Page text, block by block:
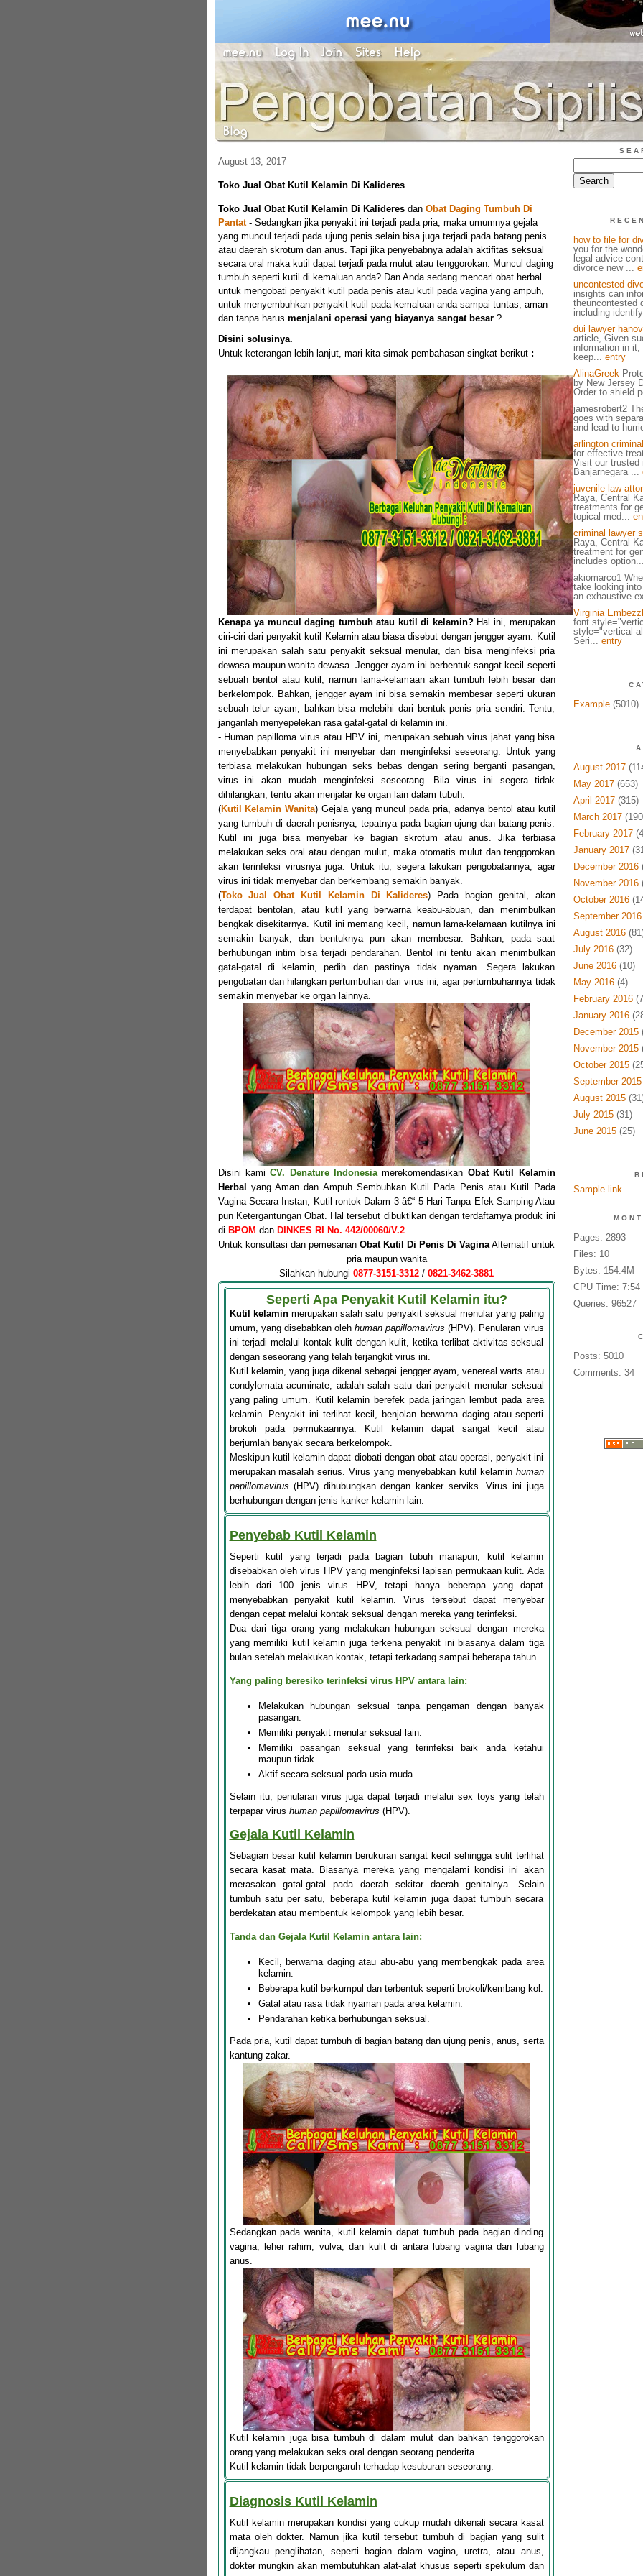
August 13, 2017
Toko Jual Obat Kutil Kelamin Di Kalideres
Toko Jual Obat Kutil Kelamin Di Kalideresdan Obat Daging Tumbuh Di
Pantat- Sedangkan jika penyakit ini terjadi pada pria, maka umumnya gejala
yang muncul terjadi pada ujung penis selain bisa juga terjadi pada batang penis
atau daerah skrotum dan anus. Tapi jika penyebabnya adalah aktifitas seksual
secara oral maka kutil dapat terjadi pada mulut atau tenggorokan. Muncul daging
tumbuh seperti kutil di kemaluan anda? Dan Anda sedang mencari obat herbal
untuk mengobati penyakit kutil pada penis atau kutil pada vagina yang ampuh,
untuk menyembuhkan penyakit kutil pada kemaluan anda sampai tuntas, aman
dan tanpa harus menjalani operasi yang biayanya sangat besar ?
Disini solusinya.
Untuk keterangan lebih lanjut, mari kita simak pembahasan singkat berikut:
Kenapa ya muncul daging tumbuh atau kutil di kelamin?Hal ini, merupakan
ciri-ciri dari penyakit kutil Kelamin atau biasa disebut dengan jengger ayam. Kutil
ini merupakan salah satu penyakit seksual menular, dan bisa menginfeksi pria
dewasa maupun wanita dewasa. Jengger ayam ini berbentuk sangat kecil seperti
sebuah bentol atau kutil, namun lama-kelamaan akan tumbuh lebih besar dan
berkelompok. Bahkan, jengger ayam ini bisa semakin membesar seperti ukuran
sebuah telur ayam, bahkan bisa melebihi dari bentuk penis pria sendiri. Tentu,
janganlah menyepelekan rasa gatal-gatal di kelamin ini.
- Human papilloma virus atau HPV ini, merupakan sebuah virus jahat yang bisa
menyebabkan penyakit ini menyebar dan menginfeksi seseorang. Untuk yang
terbiasa melakukan hubungan seks bebas dengan sering berganti pasangan,
virus ini akan mudah menginfeksi seseorang. Bila virus ini segera tidak
dihilangkan, tentu akan menjalar ke organ lain dalam tubuh.
(Kutil Kelamin Wanita) Gejala yang muncul pada pria, adanya bentol atau kutil
yang tumbuh di daerah penisnya, tepatnya pada bagian ujung dan batang penis.
Kutil ini juga bisa menyebar ke bagian skrotum atau anus. Jika terbiasa
melakukan seks oral atau dengan mulut, maka otomatis mulut dan tenggorokan
akan terinfeksi virusnya juga. Untuk itu, segera lakukan pengobatannya, agar
virus ini tidak menyebar dan berkembang semakin banyak.
(Toko Jual Obat Kutil Kelamin Di Kalideres) Pada bagian genital, akan
terdapat bentolan, atau kutil yang berwarna keabu-abuan, dan menimbulkan
bengkak disekitarnya. Kutil ini memang kecil, namun lama-kelamaan kutilnya ini
semakin banyak, dan bentuknya pun akan membesar. Bahkan, pada saat
berhubungan intim bisa terjadi pendarahan. Bentol ini tentu akan menimbulkan
gatal-gatal di kelamin, pedih dan pastinya tidak nyaman. Segera lakukan
pengobatan dan hilangkan pertumbuhan dari virus ini, agar pertumbuhannya tidak
semakin menyebar ke organ lainnya.
Disini kamiCV. Denature Indonesiamerekomendasikan Obat Kutil Kelamin
Herbal yang Aman dan Ampuh Sembuhkan Kutil Pada Penis atau Kutil Pada
Vagina Secara Instan, Kutil rontok Dalam 3 â€“ 5 Hari Tanpa Efek Samping Atau
pun Ketergantungan Obat. Hal tersebut dibuktikan dengan terdaftarnya produk ini
di BPOM dan DINKES RI No. 442/00060/V.2
Untuk konsultasi dan pemesanan Obat Kutil Di Penis Di VaginaAlternatif untuk
pria maupun wanita
Silahkan hubungi 0877-3151-3312 / 0821-3462-3881
Seperti Apa Penyakit Kutil Kelamin itu?
Kutil kelaminmerupakan salah satu penyakit seksual menular yang paling
umum, yang disebabkan oleh human papillomavirus (HPV). Penularan virus
ini terjadi melalui kontak kulit dengan kulit, ketika terlibat aktivitas seksual
dengan seseorang yang telah terjangkit virus ini.
Kutil kelamin, yang juga dikenal sebagai jengger ayam, venereal warts atau
condylomata acuminate, adalah salah satu dari penyakit menular seksual
yang paling umum. Kutil kelamin berefek pada jaringan lembut pada area
kelamin. Penyakit ini terlihat kecil, benjolan berwarna daging atau seperti
brokoli pada permukaannya. Kutil kelamin dapat sangat kecil atau
berjumlah banyak secara berkelompok.
Meskipun kutil kelamin dapat diobati dengan obat atau operasi, penyakit ini
merupakan masalah serius. Virus yang menyebabkan kutil kelamin human
papillomavirus (HPV) dihubungkan dengan kanker serviks. Virus ini juga
berhubungan dengan jenis kanker kelamin lain.
Penyebab Kutil Kelamin
Seperti kutil yang terjadi pada bagian tubuh manapun, kutil kelamin
disebabkan oleh virus HPV yang menginfeksi lapisan permukaan kulit. Ada
lebih dari 100 jenis virus HPV, tetapi hanya beberapa yang dapat
menyebabkan penyakit kutil kelamin. Virus tersebut dapat menyebar
dengan cepat melalui kontak seksual dengan mereka yang terinfeksi.
Dua dari tiga orang yang melakukan hubungan seksual dengan mereka
yang memiliki kutil kelamin juga terkena penyakit ini biasanya dalam tiga
bulan setelah melakukan kontak, tetapi terkadang sampai beberapa tahun.
Yang paling beresiko terinfeksi virus HPV antara lain:
Melakukan hubungan seksual tanpa pengaman dengan banyak
pasangan.
Memiliki penyakit menular seksual lain.
Memiliki pasangan seksual yang terinfeksi baik anda ketahui
maupun tidak.
Aktif secara seksual pada usia muda.
Selain itu, penularan virus juga dapat terjadi melalui sex toys yang telah
terpapar virus human papillomavirus (HPV).
Gejala Kutil Kelamin
Sebagian besar kutil kelamin berukuran sangat kecil sehingga sulit terlihat
secara kasat mata. Biasanya mereka yang mengalami kondisi ini akan
merasakan gatal-gatal pada daerah sekitar daerah genitalnya. Selain
tumbuh satu per satu, beberapa kutil kelamin juga dapat tumbuh secara
berdekatan atau membentuk kelompok yang lebih besar.
Tanda dan Gejala Kutil Kelamin antara lain:
Kecil, berwarna daging atau abu-abu yang membengkak pada area
kelamin.
Beberapa kutil berkumpul dan terbentuk seperti brokoli/kembang kol.
Gatal atau rasa tidak nyaman pada area kelamin.
Pendarahan ketika berhubungan seksual.
Pada pria, kutil dapat tumbuh di bagian batang dan ujung penis, anus, serta
kantung zakar.
Sedangkan pada wanita, kutil kelamin dapat tumbuh pada bagian dinding
vagina, leher rahim, vulva, dan kulit di antara lubang vagina dan lubang
anus.
Kutil kelamin juga bisa tumbuh di dalam mulut dan bahkan tenggorokan
orang yang melakukan seks oral dengan seorang penderita.
Kutil kelamin tidak berpengaruh terhadap kesuburan seseorang.
Diagnosis Kutil Kelamin
Kutil kelamin merupakan kondisi yang cukup mudah dikenali secara kasat
mata oleh dokter. Namun jika kutil tersebut tumbuh di bagian yang sulit
dijangkau penglihatan, seperti bagian dalam vagina, uretra, atau anus,
dokter mungkin akan membutuhkan alat-alat khusus seperti spekulum dan
how to file for
you for the
legal advice
divorce new ...
uncontested
insights can
theuncontested
including
dui lawyer
article, Given
information in
keep... entry
AlinaGreek
by New Jersey
Order to shield
jamesrobert2
goes with
and lead to
arlington
for effective
Visit our trusted
Banjarnegara ...
juvenile law
Raya, Central
treatments for
topical med...
criminal lawyer
Raya, Central
treatment for
includes option...
akiomarco1
take looking
an exhaustive
Virginia
font
style="vertical-
Seri... entry
Example(5010)
August 2017
May 2017(653)
April 2017(315)
March 2017
February 2017
January 2017
December 2016
November 2016
October 2016
September 2016
August 2016
July 2016(32)
June 2016(10)
May 2016(4)
February 2016
January 2016
December 2015
November 2015
October 2015
September 2015
August 2015
July 2015(31)
June 2015(25)
Sample link
Pages: 2893
Files: 10
Bytes: 154.4M
CPU Time: 7:54
Queries: 96527
Posts: 5010
Comments: 34